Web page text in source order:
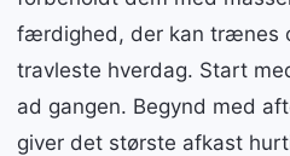
færdighed, der kan trænes
travleste hverdag. Start
ad gangen. Begynd med
giver det største afkast